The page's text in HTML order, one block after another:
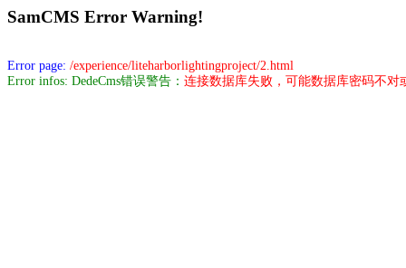
SamCMS Error Warning!
Error page: /experience/liteharborlightingproject/2.html
Error infos: DedeCms错误警告： 连接数据库失败，可能数据库密码不对